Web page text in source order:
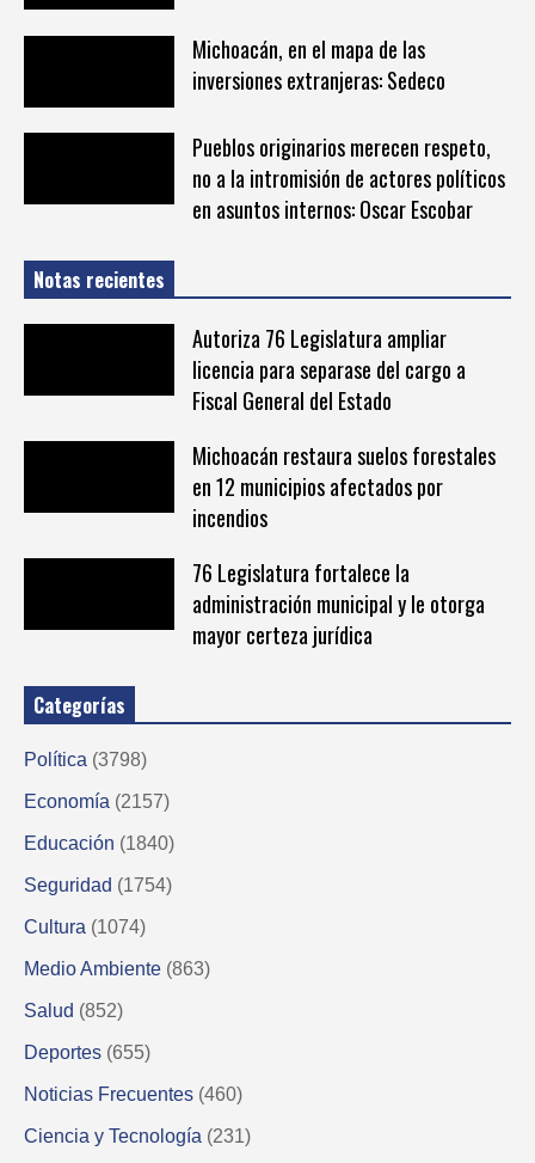
Michoacán, en el mapa de las
inversiones extranjeras: Sedeco
Pueblos originarios merecen respeto,
no a la intromisión de actores políticos
en asuntos internos: Oscar Escobar
Notas recientes
Autoriza 76 Legislatura ampliar
licencia para separase del cargo a
Fiscal General del Estado
Michoacán restaura suelos forestales
en 12 municipios afectados por
incendios
76 Legislatura fortalece la
administración municipal y le otorga
mayor certeza jurídica
Categorías
Política (3798)
Economía (2157)
Educación (1840)
Seguridad (1754)
Cultura (1074)
Medio Ambiente (863)
Salud (852)
Deportes (655)
Noticias Frecuentes (460)
Ciencia y Tecnología (231)